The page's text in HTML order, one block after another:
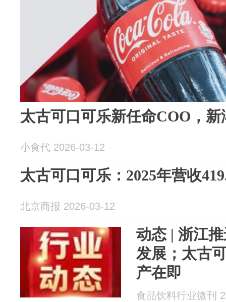
太古可口可乐新任命COO，
小食代 2026-03-12
太古可口可乐：2025年营收
北京商报 2026-03-12
动态 | 浙江
发展；太古
产在即
食品饮料行业微刊